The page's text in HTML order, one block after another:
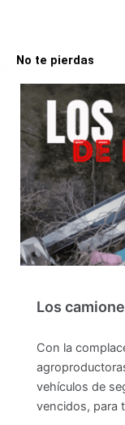
No te pierdas
Los
Con la
vehículos de
vencidos, para